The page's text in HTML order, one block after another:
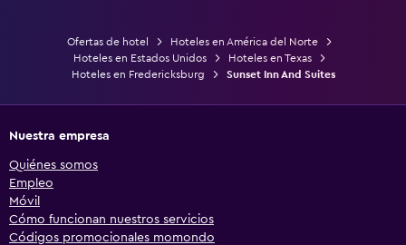
Ofertas de hotel
Hoteles en América del Norte
Hoteles en Estados Unidos
Hoteles en Texas
Hoteles en Fredericksburg
Sunset Inn And Suites
Nuestra empresa
Quiénes somos
Empleo
Móvil
Cómo funcionan nuestros servicios
Códigos promocionales momondo